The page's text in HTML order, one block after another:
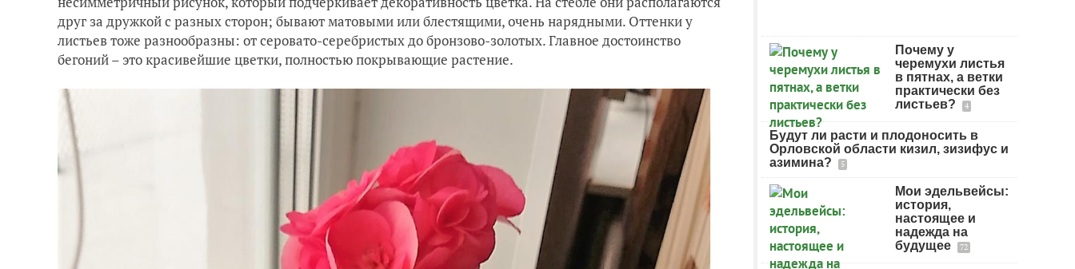
друг за дружкой с разных сторон; бывают матовыми или блестящими, очень нарядными. Оттенки у
листьев тоже разнообразны: от серовато-серебристых до бронзово-золотых. Главное достоинство
бегоний – это красивейшие цветки, полностью покрывающие растение.
Почему у
черемухи листья
в пятнах, а ветки
практически без
листьев?
4
Будут ли расти и плодоносить в
Орловской области кизил, зизифус и
азимина?
5
Мои эдельвейсы:
история,
настоящее и
надежда на
будущее
72